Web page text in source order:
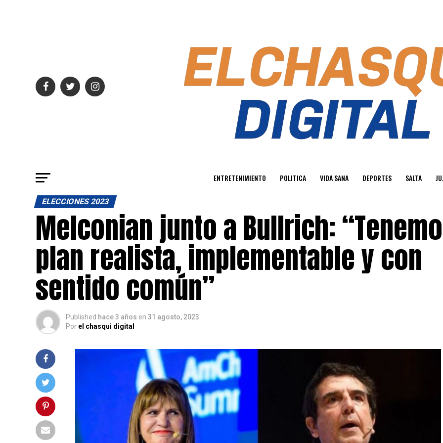
ENTRETENIMIENTO POLITICA VIDA SANA DEPORTES SALTA
ELECCIONES 2023
Melconian junto a Bullrich:
plan realista, implementable y con
sentido común”
Published hace 3 años en 31 agosto, 2023
Por el chasqui digital